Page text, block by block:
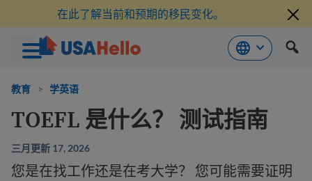
在此了解当前和预期的移民变化。
教育 > 学英语
TOEFL 是什么？ 测试指南
三月更新 17, 2026
您是在找工作还是在考大学？ 您可能需要证明